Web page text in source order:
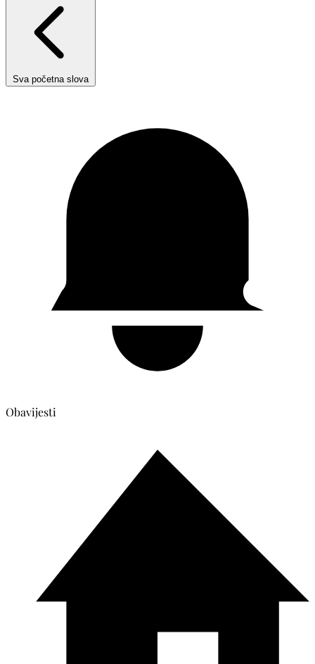
Sva početna slova
Obavijesti